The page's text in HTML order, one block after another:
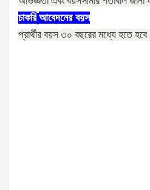
চাকরি আবেদনের বয়স
প্রার্থীর বয়স ৩০ বছরের মধ্যে হতে হবে